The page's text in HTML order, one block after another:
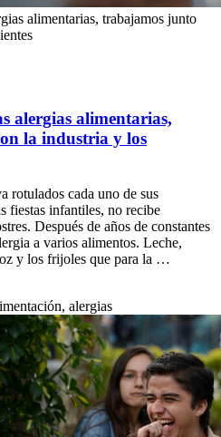
alimentarias, trabajamos junto
alergias alimentarias,
la industria y los
rotulados cada uno de sus
fiestas infantiles, no recibe
Después de años de constantes
a varios alimentos. Leche,
y los frijoles que para la …
alergias